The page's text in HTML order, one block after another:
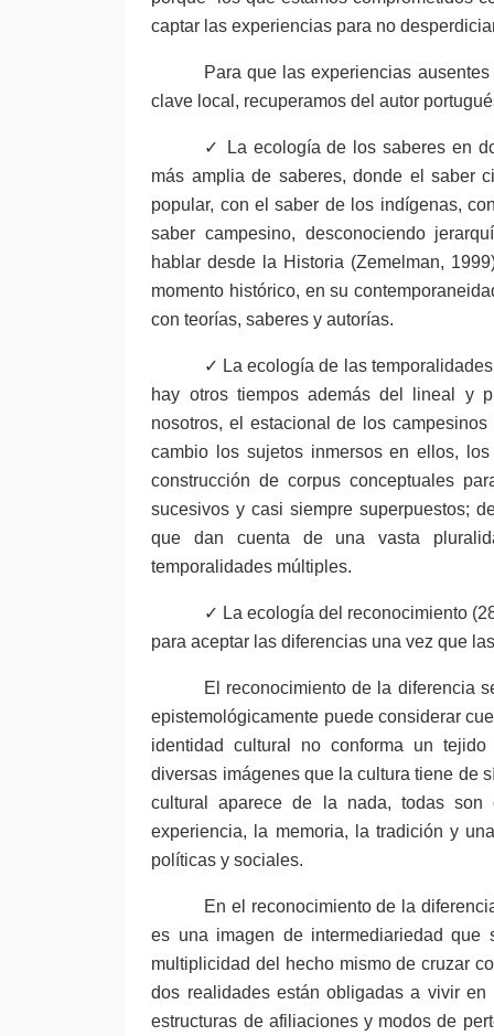
captar las experiencias para no
Para que las experiencias
clave local, recuperamos del autor
✓ La ecología de los saberes en
más amplia de saberes, donde el saber
popular, con el saber de los indígenas,
saber campesino, desconociendo
hablar desde la Historia (Zemelman,
momento histórico, en su
con teorías, saberes y autorías.
✓ La ecología de las
hay otros tiempos además del lineal y
nosotros, el estacional de los
cambio los sujetos inmersos en ellos,
construcción de corpus conceptuales
sucesivos y casi siempre superpuestos;
que dan cuenta de una vasta
temporalidades múltiples.
✓ La ecología del reconocimiento
para aceptar las diferencias una vez que
El reconocimiento de la diferencia
epistemológicamente puede considerar
identidad cultural no conforma un
diversas imágenes que la cultura tiene de
cultural aparece de la nada, todas
experiencia, la memoria, la tradición y
políticas y sociales.
En el reconocimiento de la
es una imagen de intermediariedad
multiplicidad del hecho mismo de cruzar
dos realidades están obligadas a vivir
estructuras de afiliaciones y modos de